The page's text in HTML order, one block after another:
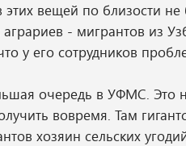
вещей по близости
- мигрантов из
у его сотрудников
очередь в УФМС. Это
вовремя. Там
хозяин сельских